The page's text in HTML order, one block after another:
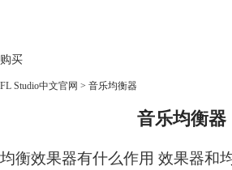
购买
FL Studio中文官网 > 音乐均衡器
音乐均衡器
均衡效果器有什么作用 效果器和